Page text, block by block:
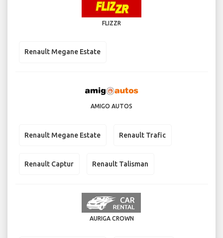
FLIZZR
Renault Megane Estate
AMIGO AUTOS
Renault Megane Estate Renault Trafic
Renault Captur Renault Talisman
AURIGA CROWN